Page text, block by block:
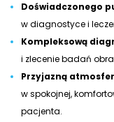
Doświadczonego
w diagnostyce i
Kompleksową
i zlecenie badań
Przyjazną
w spokojnej,
pacjenta.